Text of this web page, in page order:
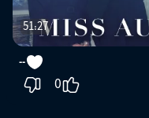
51:27
--
0